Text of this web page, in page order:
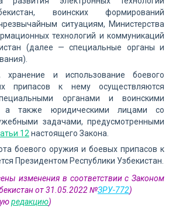
воинских формирований
ситуациям, Министерства
технологий и коммуникаций
(далее — специальные органы и
хранение и использование боевого
припасов к нему осуществляются
органами и воинскими
а также юридическими лицами со
задачами, предусмотренными
12 настоящего Закона.
боевого оружия и боевых припасов к
Президентом Республики Узбекистан.
изменения в соответствии с Законом
от 31.05.2022 №ЗРУ-772)
редакцию)